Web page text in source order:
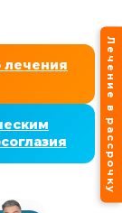
лечения
Лечение в рассрочку